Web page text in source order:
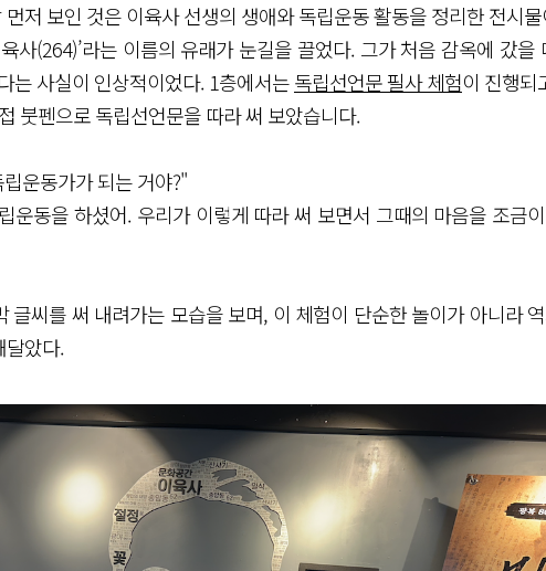
저 보인 것은 이육사 선생의 생애와 독립운동 활동을 정리한 전시
사(264)’라는 이름의 유래가 눈길을 끌었다. 그가 처음 감옥에 갔을
는 사실이 인상적이었다. 1층에서는독립선언문 필사 체험이 진행되
붓펜으로 독립선언문을 따라 써 보았습니다.
운동가가 되는 거야?"
운동을 하셨어. 우리가 이렇게 따라 써 보면서 그때의 마음을 조금
글씨를 써 내려가는 모습을 보며, 이 체험이 단순한 놀이가 아니라
달았다.